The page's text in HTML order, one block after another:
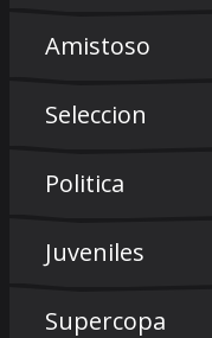
Amistoso
Seleccion
Politica
Juveniles
Supercopa